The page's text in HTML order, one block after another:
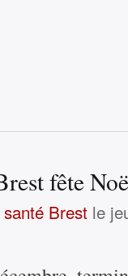
fête
Brestle